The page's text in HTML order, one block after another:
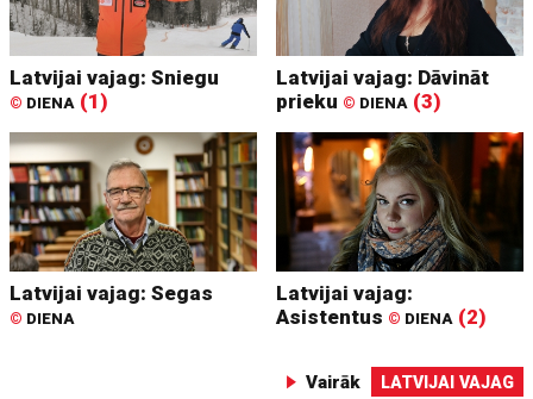
Latvijai vajag: Sniegu
© DIENA (1)
Latvijai vajag: Dāvināt
prieku © DIENA (3)
Latvijai vajag: Segas
© DIENA
Latvijai vajag:
Asistentus © DIENA (2)
Vairāk LATVIJAI VAJAG